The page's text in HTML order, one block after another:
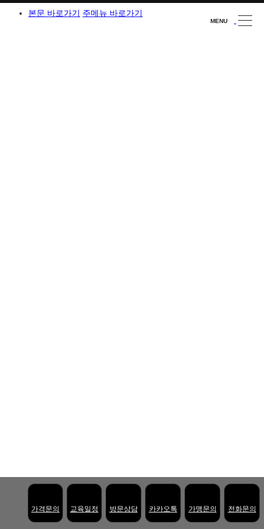
본문 바로가기 주메뉴 바로가기
MENU
가격문의 교육일정 방문상담 카카오톡 가맹문의 전화문의